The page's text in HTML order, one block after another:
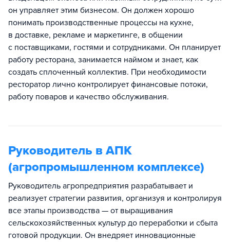
он управляет этим бизнесом. Он должен хорошо
понимать производственные процессы на кухне,
в доставке, рекламе и маркетинге, в общении
с поставщиками, гостями и сотрудниками. Он планирует
работу ресторана, занимается наймом и знает, как
создать сплоченный коллектив. При необходимости
ресторатор лично контролирует финансовые потоки,
работу поваров и качество обслуживания.
Руководитель в АПК
(агропромышленном комплексе)
Руководитель агропредприятия разрабатывает и
реализует стратегии развития, организуя и контролируя
все этапы производства — от выращивания
сельскохозяйственных культур до переработки и сбыта
готовой продукции. Он внедряет инновационные